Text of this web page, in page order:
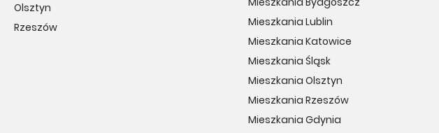
Olsztyn
Rzeszów
Mieszkania Lublin
Mieszkania Katowice
Mieszkania Śląsk
Mieszkania Olsztyn
Mieszkania Rzeszów
Mieszkania Gdynia